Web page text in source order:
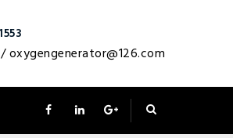
/oxygengenerator@126.com